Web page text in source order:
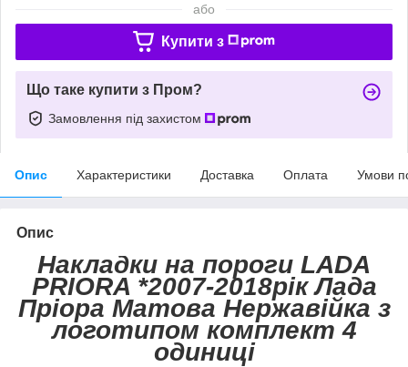
або
Купити з
Що таке купити з Пром?
Замовлення під захистом
Опис Характеристики Доставка Оплата Умови
Опис
Накладки на пороги LADA
PRIORA *2007-2018рік Лада
Пріора Матова Нержавійка з
логотипом комплект 4
одиниці